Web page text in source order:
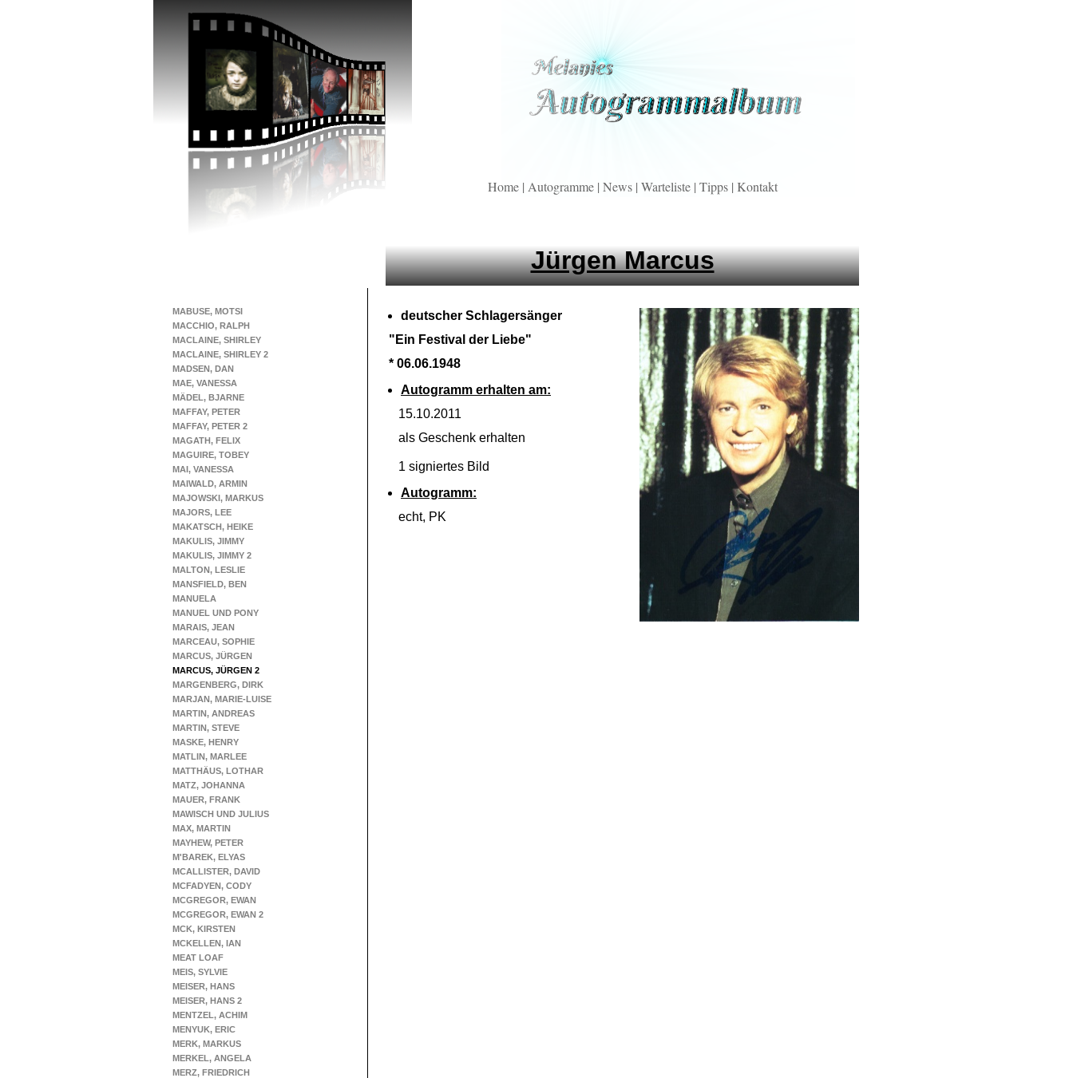
MABUSE, MOTSI
MACCHIO, RALPH
MACLAINE, SHIRLEY
MACLAINE, SHIRLEY 2
MADSEN, DAN
MAE, VANESSA
MÄDEL, BJARNE
MAFFAY, PETER
MAFFAY, PETER 2
MAGATH, FELIX
MAGUIRE, TOBEY
MAI, VANESSA
MAIWALD, ARMIN
MAJOWSKI, MARKUS
MAJORS, LEE
MAKATSCH, HEIKE
MAKULIS, JIMMY
MAKULIS, JIMMY 2
MALTON, LESLIE
MANSFIELD, BEN
MANUELA
MANUEL UND PONY
MARAIS, JEAN
MARCEAU, SOPHIE
MARCUS, JÜRGEN
MARCUS, JÜRGEN 2
MARGENBERG, DIRK
MARJAN, MARIE-LUISE
MARTIN, ANDREAS
MARTIN, STEVE
MASKE, HENRY
MATLIN, MARLEE
MATTHÄUS, LOTHAR
MATZ, JOHANNA
MAUER, FRANK
MAWISCH UND JULIUS
MAX, MARTIN
MAYHEW, PETER
M'BAREK, ELYAS
MCALLISTER, DAVID
MCFADYEN, CODY
MCGREGOR, EWAN
MCGREGOR, EWAN 2
MCK, KIRSTEN
MCKELLEN, IAN
MEAT LOAF
MEIS, SYLVIE
MEISER, HANS
MEISER, HANS 2
MENTZEL, ACHIM
MENYUK, ERIC
MERK, MARKUS
MERKEL, ANGELA
MERZ, FRIEDRICH
Jürgen Marcus
deutscher Schlagersänger
"Ein Festival der Liebe"
* 06.06.1948
Autogramm erhalten am:
15.10.2011
als Geschenk erhalten
1 signiertes Bild
Autogramm:
echt, PK
Home | Autogramme | News | Warteliste | Tipps | Kontakt